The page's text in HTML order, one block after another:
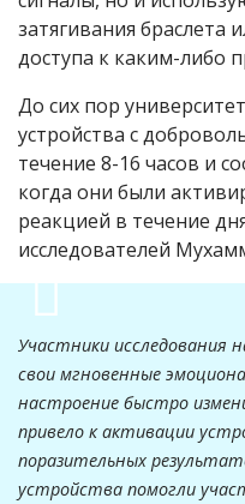
затягивания браслета
доступа к каким-либо
До сих пор
устройства с
течение 8-16 часов и
когда они были
реакцией в течение
исследователей
Участники исследования
свои мгновенные
настроение быстро
привело к активации
поразительных
устройства помогли